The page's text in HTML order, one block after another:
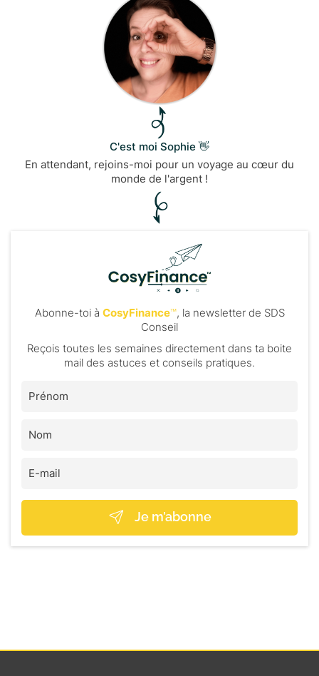
C'est moi Sophie 👋
En attendant, rejoins-moi pour un voyage au cœur du
monde de l'argent !
Abonne-toi à CosyFinance™, la newsletter de SDS
Conseil
Reçois toutes les semaines directement dans ta boite
mail des astuces et conseils pratiques.
Je m’abonne